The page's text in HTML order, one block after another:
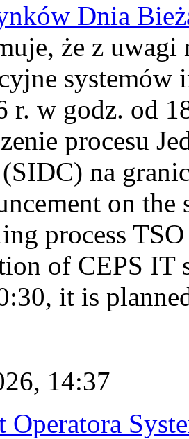
Dnia
że z uwagi
r. w godz. od
procesu
na
on
process
of CEPS IT
it is
14:37